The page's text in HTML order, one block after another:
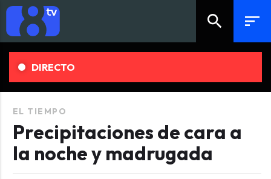
search sort
DIRECTO
EL TIEMPO
Precipitaciones de cara a
la noche y madrugada